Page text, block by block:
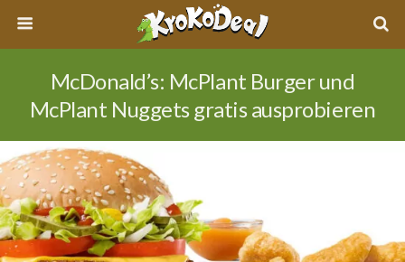
McDonald’s: McPlant Burger und
McPlant Nuggets gratis ausprobieren